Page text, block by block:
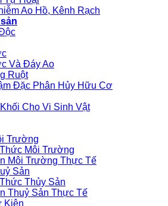
Ao Hồ, Kênh Rạch
Và Đáy Ao
Ruột
Đặc Phân Hủy Hữu Cơ
Cho Vi Sinh Vật
Trường
Môi Trường
Môi Trường Thực Tế
Sản
Thủy Sản
Thuỷ Sản Thực Tế
Kiện